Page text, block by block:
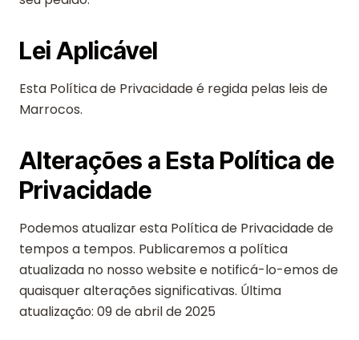
Lei Aplicável
Esta Política de Privacidade é regida pelas leis de
Marrocos.
Alterações a Esta Política de
Privacidade
Podemos atualizar esta Política de Privacidade de
tempos a tempos. Publicaremos a política
atualizada no nosso website e notificá-lo-emos de
quaisquer alterações significativas. Última
atualização: 09 de abril de 2025